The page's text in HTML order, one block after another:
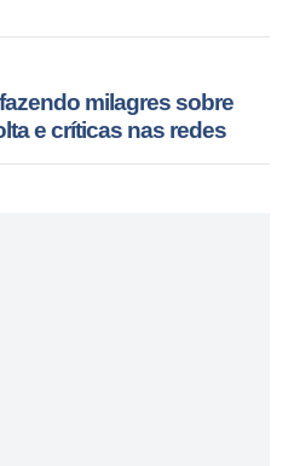
milagres sobre
e críticas nas redes